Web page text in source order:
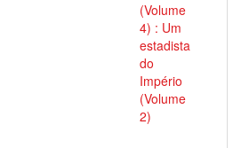
(Volume
4) : Um
estadista
do
Império
(Volume
2)